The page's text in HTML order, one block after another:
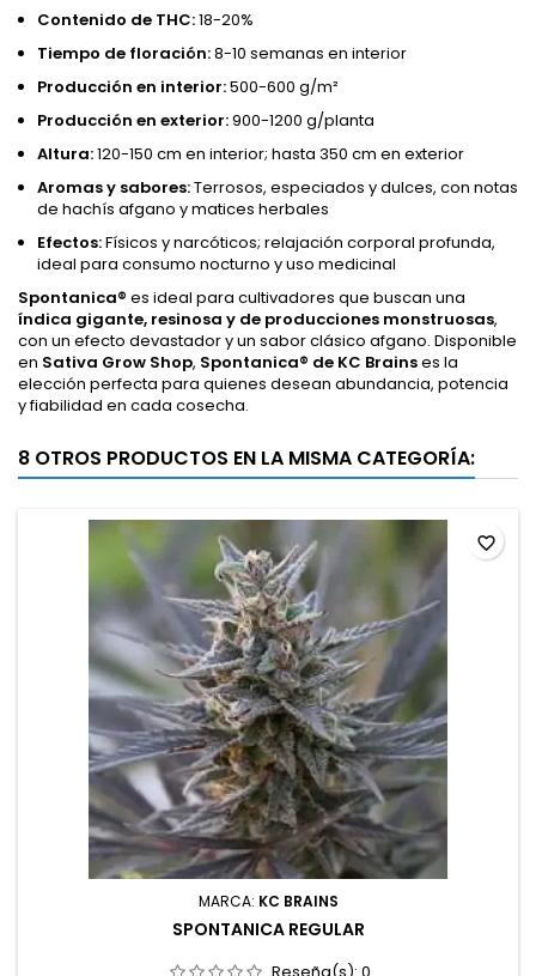
Contenido de THC:18-20%
Tiempo de floración:8-10 semanas en interior
Producción en interior:500-600 g/m²
Producción en exterior:900-1200 g/planta
Altura:120-150 cm en interior; hasta 350 cm en exterior
Aromas y sabores:Terrosos, especiados y dulces, con notas
de hachís afgano y matices herbales
Efectos:Físicos y narcóticos; relajación corporal profunda,
ideal para consumo nocturno y uso medicinal
Spontanica® es ideal para cultivadores que buscan una
índica gigante, resinosa y de producciones monstruosas,
con un efecto devastador y un sabor clásico afgano. Disponible
en Sativa Grow Shop, Spontanica® de KC Brainses la
elección perfecta para quienes desean abundancia, potencia
y fiabilidad en cada cosecha.
8 OTROS PRODUCTOS EN LA MISMA CATEGORÍA:
MARCA: KC BRAINS
SPONTANICA REGULAR
favorite_border